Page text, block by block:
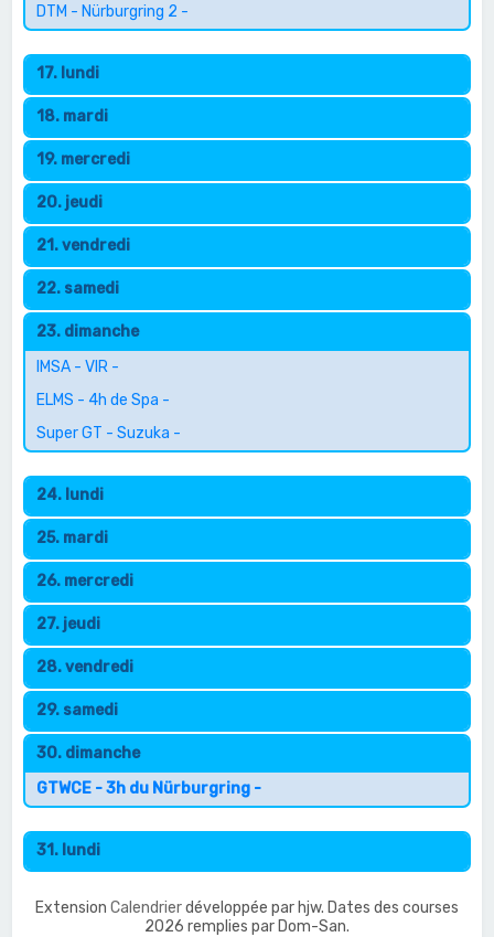
DTM - Nürburgring 2 -
17. lundi
18. mardi
19. mercredi
20. jeudi
21. vendredi
22. samedi
23. dimanche
IMSA - VIR -
ELMS - 4h de Spa -
Super GT - Suzuka -
24. lundi
25. mardi
26. mercredi
27. jeudi
28. vendredi
29. samedi
30. dimanche
GTWCE - 3h du Nürburgring -
31. lundi
Extension Calendrierdéveloppée par hjw. Dates des courses
2026 remplies par Dom-San.